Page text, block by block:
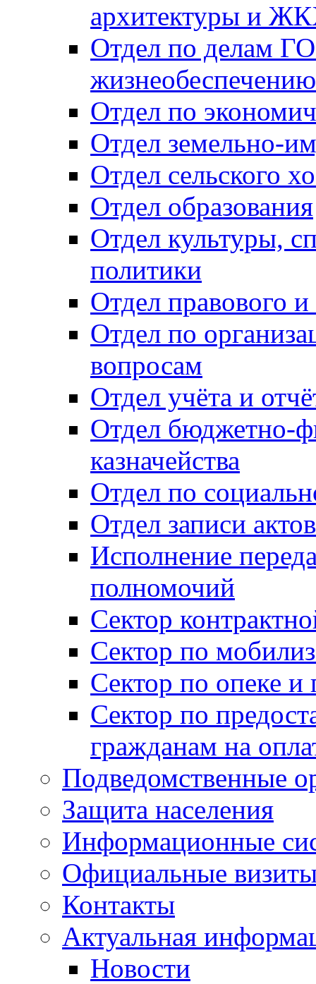
архитектуры и
Отдел по делам
Отдел по
Отдел земельно-
Отдел сельского
Отдел образования
Отдел культуры,
политики
Отдел правового
Отдел по
вопросам
Отдел учёта и
Отдел бюджетно-
казначейства
Отдел по
Отдел записи
Исполнение
полномочий
Сектор
Сектор по
Сектор по опеке и
Сектор по
гражданам на
Подведомственные
Защита населения
Информационные
Официальные
Контакты
Актуальная
Новости